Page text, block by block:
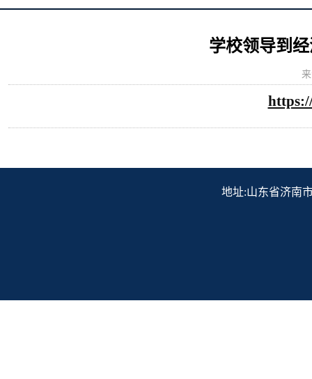
学校领导​到
地址:山东省济南